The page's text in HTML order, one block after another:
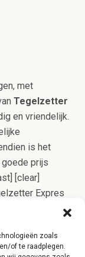
zoals
of te raadplegen.
met
Tegelzetter
en vriendelijk.
is het
prijs
[clear]
Expres
de slag, zodat
doordat
content-